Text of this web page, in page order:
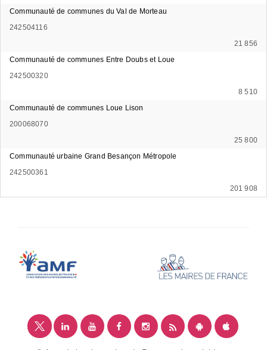
Communauté de communes du Val de Morteau
242504116
21 856
Communauté de communes Entre Doubs et Loue
242500320
8 510
Communauté de communes Loue Lison
200068070
25 800
Communauté urbaine Grand Besançon Métropole
242500361
201 908